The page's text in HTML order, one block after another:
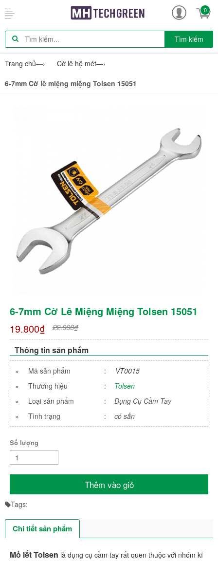
0
Tìm kiếm
Trang chủ—› Cờ lê hệ mét—›
6-7mm Cờ lê miệng miệng Tolsen 15051
6-7mm Cờ Lê Miệng Miệng Tolsen 15051
19.800₫
22.000₫
Thông tin sản phẩm
» Mã sản phẩm :
VT0015
»
Thương hiệu :
Tolsen
»
Loại sản phẩm :
Dụng Cụ Cầm Tay
»
Tình trạng : có sẳn
Số lượng
Thêm vào giỏ
Tags:
Chi tiết sản phẩm
Mỏ lết Tolsen là dụng cụ cầm tay rất quen thuộc với nhóm kĩ